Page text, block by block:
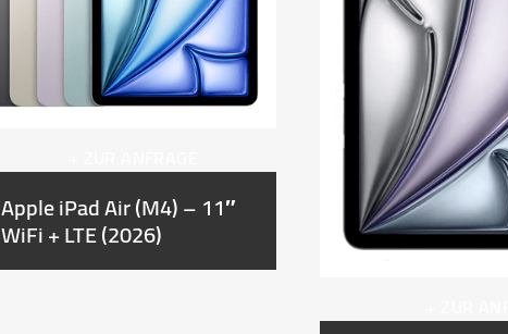
Apple iPad Air (M4) – 11″
WiFi + LTE (2026)